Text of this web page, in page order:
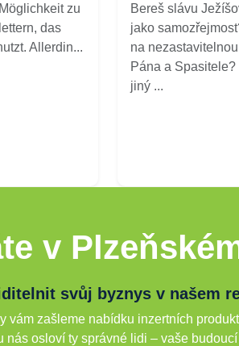
zu
das
Allerdin...
Bereš slávu
jako
na
Pána a
jiný ...
v
svůj byznys v našem
vám zašleme nabídku inzertních
nás osloví ty správné lidi – vaše